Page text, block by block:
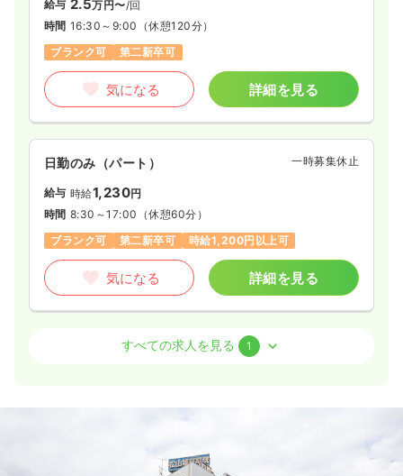
給与 2.5万円〜/回
時間 16:30～9:00 （休憩120分）
ブランク可
第二新卒可
気になる 詳細を見る
日勤のみ（パート） 一時募集休止
給与 時給1,230円
時間 8:30～17:00 （休憩60分）
ブランク可
第二新卒可 時給1,200円以上可
気になる 詳細を見る
正・准看護師
ブランク可 第二新卒可
すべての求人を見る 1